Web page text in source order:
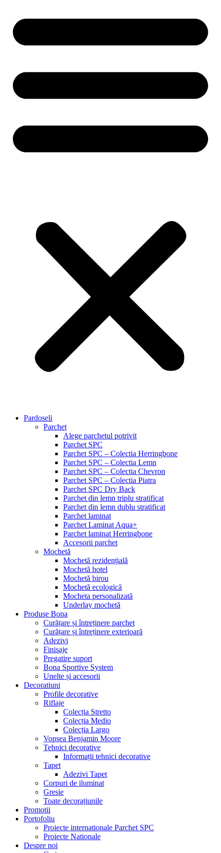
Pardoseli
Parchet
Alege parchetul potrivit
Parchet SPC
Parchet SPC – Colectia Herringbone
Parchet SPC – Colectia Lemn
Parchet SPC – Colectia Chevron
Parchet SPC – Colectia Piatra
Parchet SPC Dry Back
Parchet din lemn triplu stratificat
Parchet din lemn dublu stratificat
Parchet laminat
Parchet Laminat Aqua+
Parchet laminat Herringbone
Accesorii parchet
Mochetă
Mochetă rezidențială
Mochetă hotel
Mochetă birou
Mochetă ecologică
Mocheta personalizată
Underlay mochetă
Produse Bona
Curățare și întreținere parchet
Curățare și întreținere exterioară
Adezivi
Finisaje
Pregatire suport
Bona Sportive System
Unelte și accesorii
Decoratiuni
Profile decorative
Riflaje
Colecția Stretto
Colecția Medio
Colecția Largo
Vopsea Benjamin Moore
Tehnici decorative
Informații tehnici decorative
Tapet
Adezivi Tapet
Corpuri de iluminat
Gresie
Toate decorațiunile
Promotii
Portofoliu
Proiecte internationale Parchet SPC
Proiecte Nationale
Despre noi